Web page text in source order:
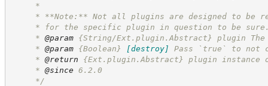
*
* **Note:** Not all plugins are designed to be
* for the specific plugin in question to be
* @param {String/Ext.plugin.Abstract} plugin The
* @param {Boolean} [destroy]
Pass `true` to not
* @return {Ext.plugin.Abstract}
plugin instance
* @since 6.2.0
*/